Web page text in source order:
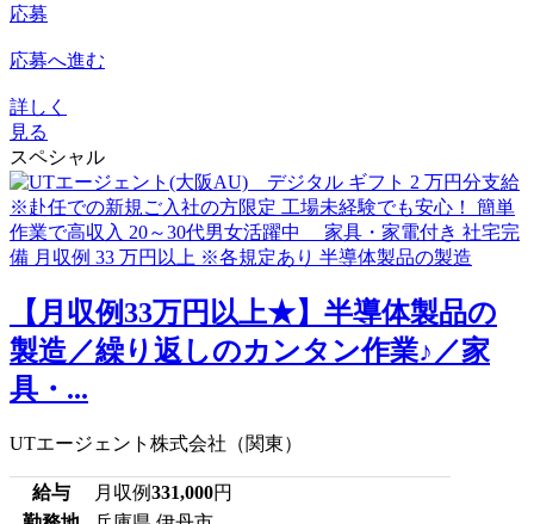
応募
応募へ進む
詳しく
見る
スペシャル
【月収例33万円以上★】半導体製品の
製造／繰り返しのカンタン作業♪／家
具・...
UTエージェント株式会社（関東）
給与 月収例331,000円